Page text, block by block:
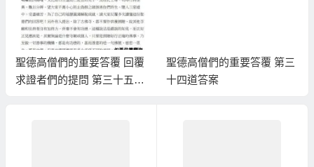
聖德高僧們的重要答覆 回覆
求證者們的提問 第三十五道
聖德高僧們的重要答覆 第三
十四道答案